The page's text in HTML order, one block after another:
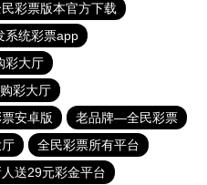
彩票版本官方下载
系统彩票app
彩大厅
彩大厅
安卓版
老品牌—全民彩票
全民彩票所有平台
人送29元彩金平台